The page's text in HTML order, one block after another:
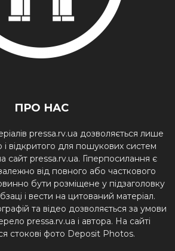
ПРО НАС
pressa.rv.ua дозволяється лише
відкритого для пошукових систем
сайт pressa.rv.ua. Гіперпосилання є
від повного або часткового
бути розміщене у підзаголовку
і вести на цитований матеріал.
та відео дозволяється за умови
pressa.rv.ua і автора. На сайті
стокові фото Deposit Photos.